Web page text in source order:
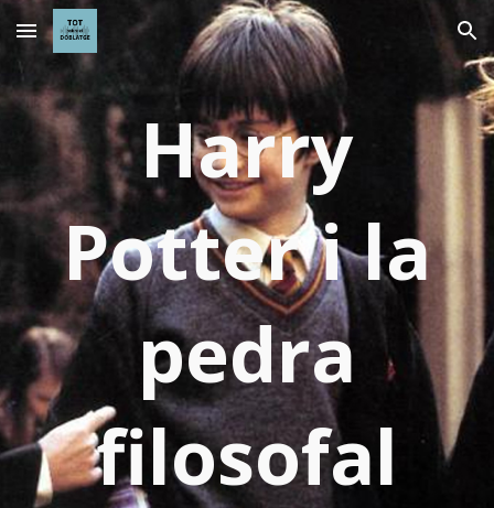
Skip to main content Skip to navigation
Harry
Potter i la
pedra
filosofal